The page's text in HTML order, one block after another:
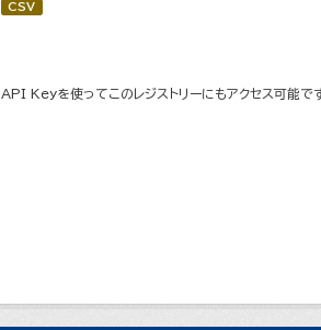
CSV
API Keyを使ってこのレジストリーにもアクセス可能で